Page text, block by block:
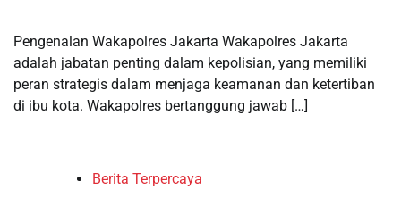
Pengenalan Wakapolres Jakarta Wakapolres Jakarta
adalah jabatan penting dalam kepolisian, yang memiliki
peran strategis dalam menjaga keamanan dan ketertiban
di ibu kota. Wakapolres bertanggung jawab […]
Berita Terpercaya